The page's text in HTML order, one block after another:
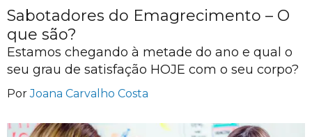
Sabotadores do Emagrecimento – O
que são?
Estamos chegando à metade do ano e qual o
seu grau de satisfação HOJE com o seu corpo?
PorJoana Carvalho Costa